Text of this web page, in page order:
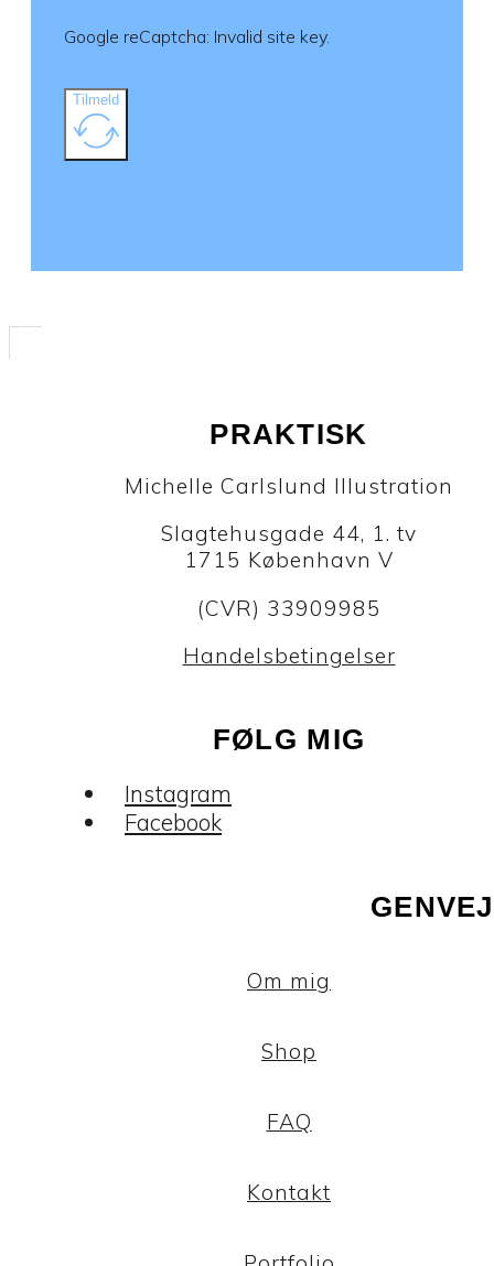
Google reCaptcha: Invalid site key.
Tilmeld
PRAKTISK
Michelle Carlslund Illustration
Slagtehusgade 44, 1. tv
1715 København V
(CVR) 33909985
Handelsbetingelser
FØLG MIG
Instagram
Facebook
Om mig
Shop
FAQ
Kontakt